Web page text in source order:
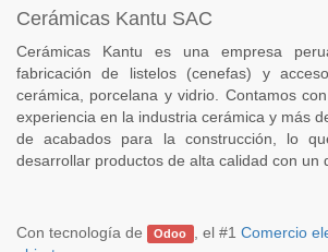
Cerámicas Kantu SAC
Cerámicas Kantu es una empresa
fabricación de listelos (cenefas) y
cerámica, porcelana y vidrio. Contamos
experiencia en la industria cerámica y más
de acabados para la construcción, lo
desarrollar productos de alta calidad con un
Con tecnología de Odoo , el #1 Comercio